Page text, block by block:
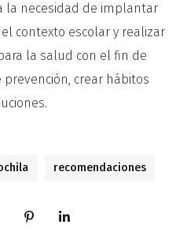
la necesidad de implantar
contexto escolar y realizar
la salud con el fin de
crear hábitos
recomendaciones